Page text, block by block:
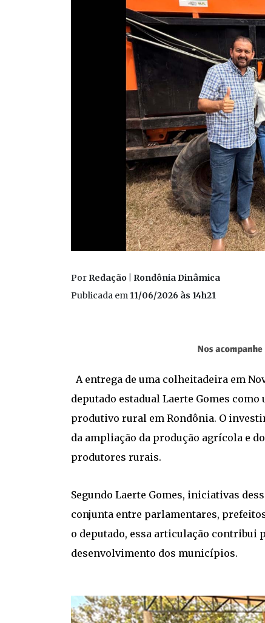
Por Redação | Rondônia Dinâmica
Publicada em 11/06/2026 às 14h21
A entrega de uma colheitadeira em
deputado estadual Laerte Gomes
produtivo rural em Rondônia. O
da ampliação da produção agrícola e
produtores rurais.
Segundo Laerte Gomes, iniciativas
conjunta entre parlamentares,
o deputado, essa articulação contribui
desenvolvimento dos municípios.